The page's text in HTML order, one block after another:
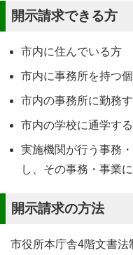
開示請求できる方
市内に住んでいる方
市内に事務所を持つ
市内の事務所に勤務
市内の学校に通学す
実施機関が行う事務
し、その事務・事業
開示請求の方法
市役所本庁舎4階文書法